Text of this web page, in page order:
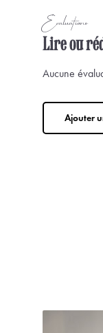
Évaluations
Lire ou
Aucune
Ajouter